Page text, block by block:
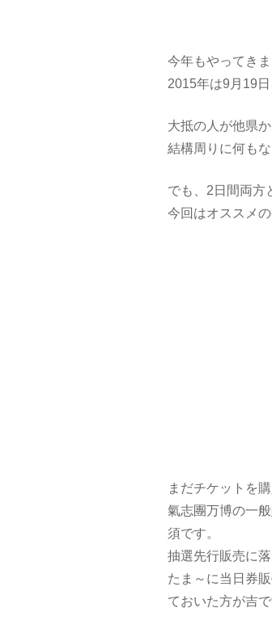
今年もやってき
2015年は9月19
大抵の人が他県
結構周りに何も
でも、2日間両方
今回はオススメ
まだチケットを
氣志團万博の一
須です。
抽選先行販売に
たま～に当日券
ておいた方が吉で